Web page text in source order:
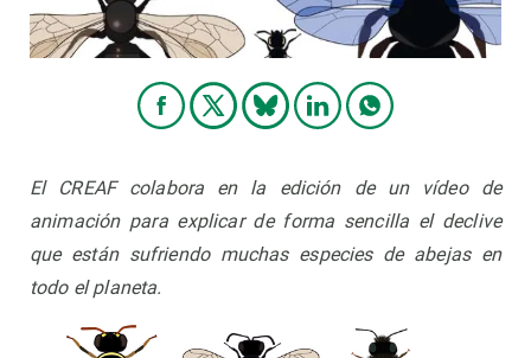
El CREAF colabora en la edición de un vídeo de
animación para explicar de forma sencilla el declive
que están sufriendo muchas especies de abejas en
todo el planeta.
NOTICIAS Y AGENDA